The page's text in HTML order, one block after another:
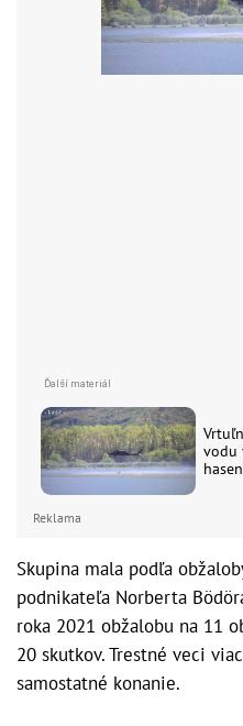
vodu
Reklama
Skupina mala podľa
podnikateľa Norberta
roka 2021 obžalobu na 11
20 skutkov. Trestné veci
samostatné konanie.